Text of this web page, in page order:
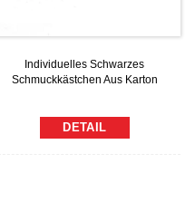
Individuelles Schwarzes
Schmuckkästchen Aus Karton
DETAIL